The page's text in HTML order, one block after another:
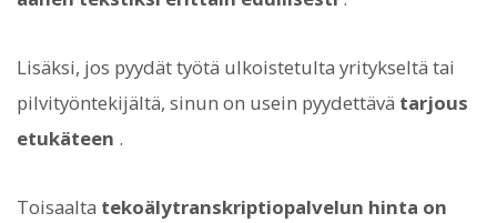
Lisäksi, jos pyydät työtä ulkoistetulta yritykseltä tai
pilvityöntekijältä, sinun on usein pyydettävä tarjous
etukäteen .
Toisaalta tekoälytranskriptiopalvelun hinta on